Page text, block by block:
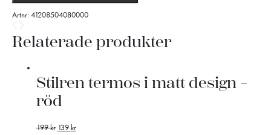
mängd
Artnr: 41208504080000
Relaterade produkter
Stilren termos i matt design –
röd
199kr 139kr